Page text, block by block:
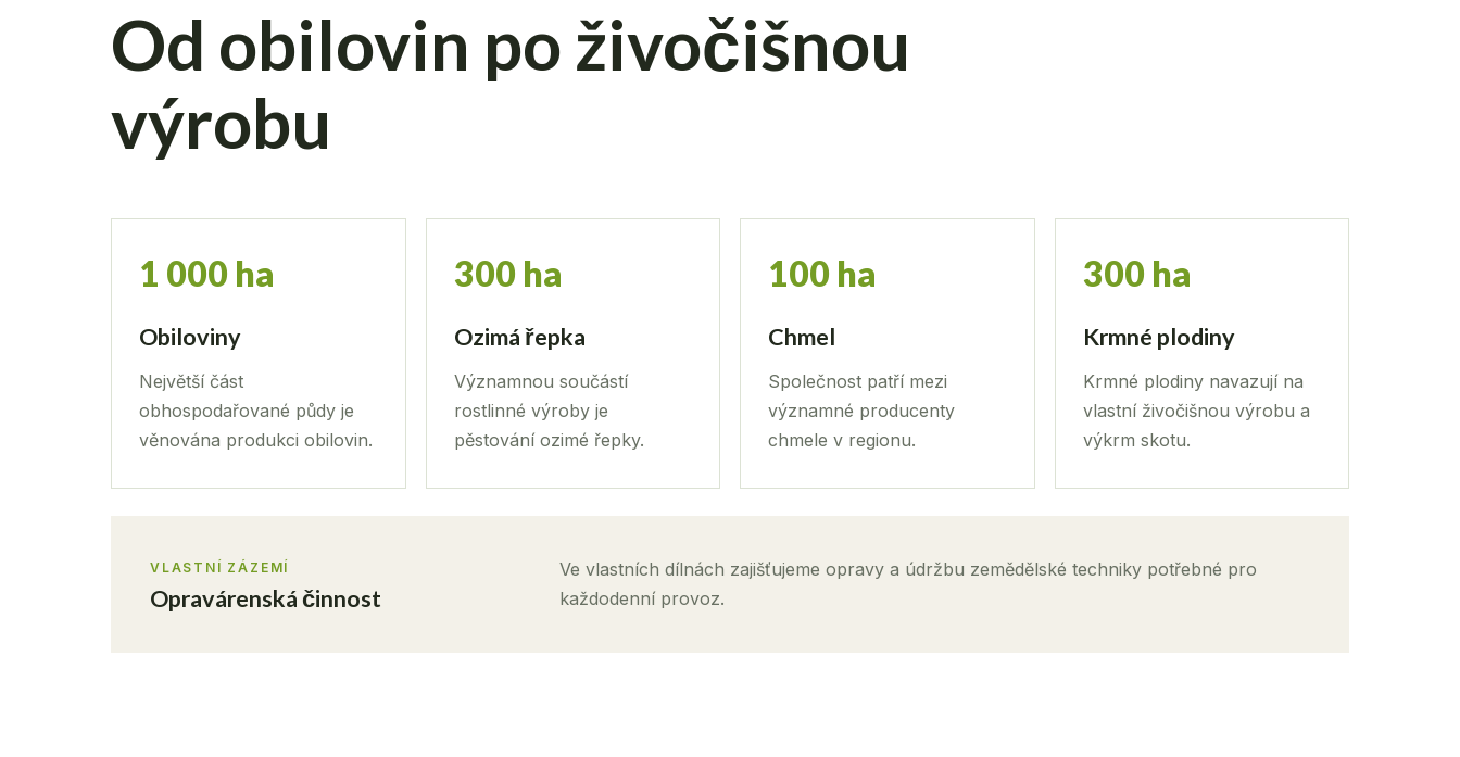
Od obilovin po živočišnou
výrobu
1 000 ha
Obiloviny
Největší část
obhospodařované půdy je
věnována produkci obilovin.
300 ha
Ozimá řepka
Významnou součástí
rostlinné výroby je
pěstování ozimé řepky.
100 ha
Chmel
Společnost patří mezi
významné producenty
chmele v regionu.
300 ha
Krmné plodiny
Krmné plodiny navazují na
vlastní živočišnou výrobu a
výkrm skotu.
VLASTNÍ ZÁZEMÍ
Opravárenská činnost
Ve vlastních dílnách zajišťujeme opravy a údržbu zemědělské techniky potřebné pro
každodenní provoz.